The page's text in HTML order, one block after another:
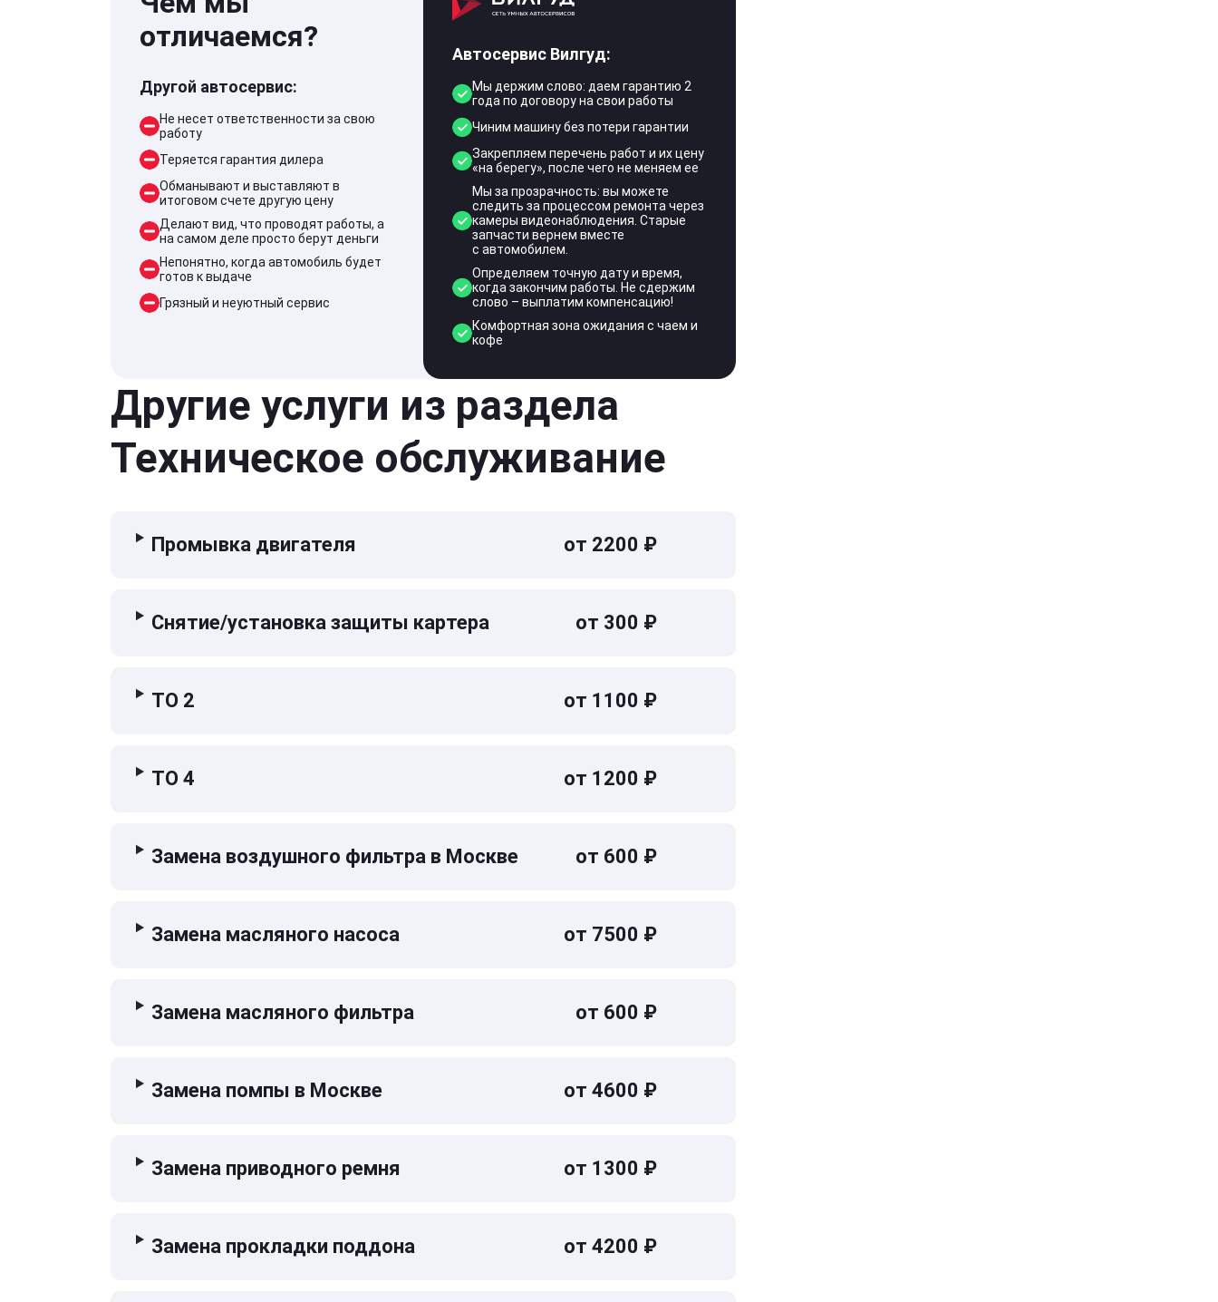
отличаемся?
Другой автосервис:
Не несет ответственности за свою
работу
Теряется гарантия дилера
Обманывают и выставляют в
итоговом счете другую цену
Делают вид, что проводят работы, а
на самом деле просто берут деньги
Непонятно, когда автомобиль будет
готов к выдаче
Грязный и неуютный сервис
Автосервис Вилгуд:
Мы держим слово: даем гарантию 2
года по договору на свои работы
Чиним машину без потери гарантии
Закрепляем перечень работ и их цену
«на берегу», после чего не меняем ее
Мы за прозрачность: вы можете
следить за процессом ремонта через
камеры видеонаблюдения. Старые
запчасти вернем вместе
с автомобилем.
Определяем точную дату и время,
когда закончим работы. Не сдержим
слово – выплатим компенсацию!
Комфортная зона ожидания с чаем и
кофе
Другие услуги из раздела
Техническое обслуживание
Промывка двигателя от 2200 ₽
Снятие/установка защиты картера от 300 ₽
ТО 2 от 1100 ₽
ТО 4 от 1200 ₽
Замена воздушного фильтра в Москве от 600 ₽
Замена масляного насоса от 7500 ₽
Замена масляного фильтра от 600 ₽
Замена помпы в Москве от 4600 ₽
Замена приводного ремня от 1300 ₽
Замена прокладки поддона от 4200 ₽